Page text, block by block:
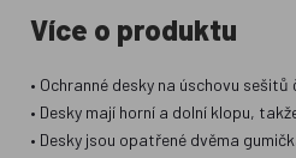
Více o produktu
• Ochranné desky na úschovu
• Desky mají horní a dolní klopu,
• Desky jsou opatřené dvěma